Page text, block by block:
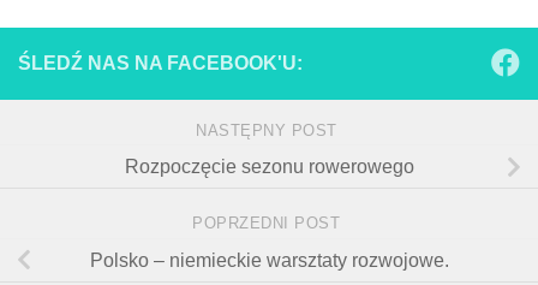
ŚLEDŹ NAS NA FACEBOOK'U:
NASTĘPNY POST
Rozpoczęcie sezonu rowerowego
POPRZEDNI POST
Polsko – niemieckie warsztaty rozwojowe.